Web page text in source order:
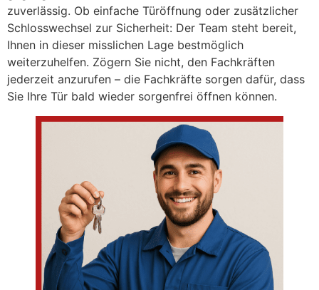
zuverlässig. Ob einfache Türöffnung oder zusätzlicher
Schlosswechsel zur Sicherheit: Der Team steht bereit,
Ihnen in dieser misslichen Lage bestmöglich
weiterzuhelfen. Zögern Sie nicht, den Fachkräften
jederzeit anzurufen – die Fachkräfte sorgen dafür, dass
Sie Ihre Tür bald wieder sorgenfrei öffnen können.